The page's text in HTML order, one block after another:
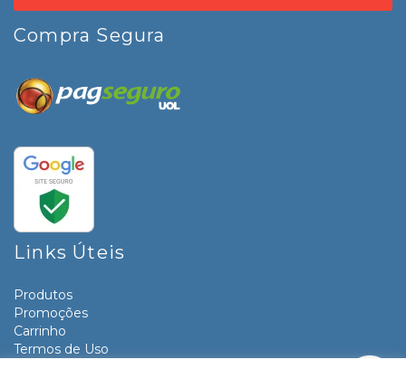
Compra Segura
Links Úteis
Produtos
Promoções
Carrinho
Termos de Uso